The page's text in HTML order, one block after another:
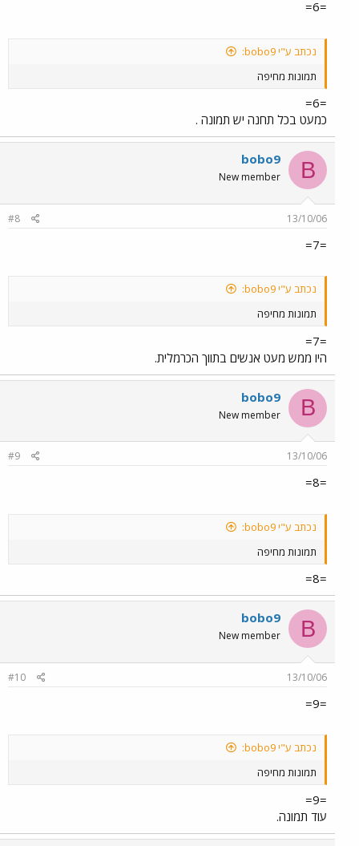
=6=
נכתב ע"י bobo9:
תמונות מחיפה
=6=
כמעט בכל תחנה יש תמונה .
B
bobo9
New member
13/10/06
#8
=7=
נכתב ע"י bobo9:
תמונות מחיפה
=7=
היו ממש מעט אנשים בתווך הכרמלית.
B
bobo9
New member
13/10/06
#9
=8=
נכתב ע"י bobo9:
תמונות מחיפה
=8=
B
bobo9
New member
13/10/06
#10
=9=
נכתב ע"י bobo9:
תמונות מחיפה
=9=
עוד תמונה.